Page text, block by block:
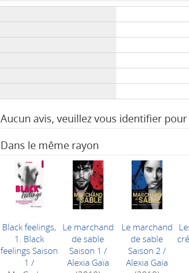
Aucun avis, veuillez vous identifier
Dans le même rayon
Black feelings,
1. Black
feelings Saison
1 /
Le marchand
de sable
Saison 1 /
Alexia Gaïa
Le marchand
de sable
Saison 2 /
Alexia Gaïa